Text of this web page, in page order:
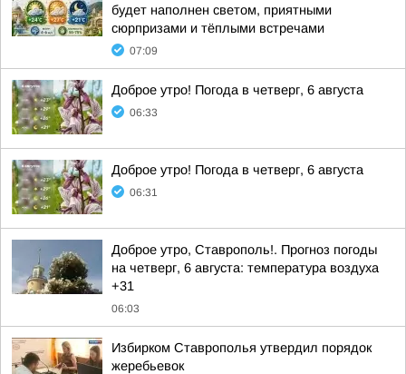
будет наполнен светом, приятными
сюрпризами и тёплыми встречами
07:09
Доброе утро! Погода в четверг, 6 августа
06:33
Доброе утро! Погода в четверг, 6 августа
06:31
Доброе утро, Ставрополь!. Прогноз погоды
на четверг, 6 августа: температура воздуха
+31
06:03
Избирком Ставрополья утвердил порядок
жеребьевок